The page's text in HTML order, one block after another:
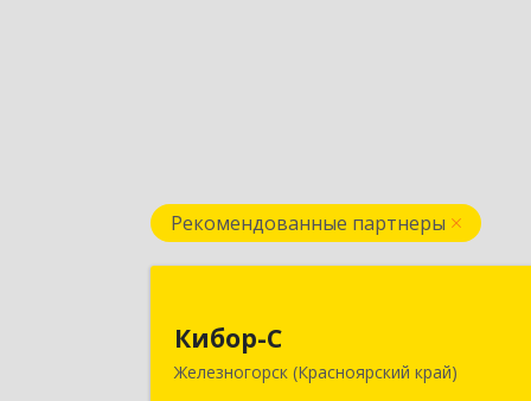
Рекомендованные партнеры
Кибор-С
Железногорск (Красноярский край)
Железногорск г, Белорусская ул, дом